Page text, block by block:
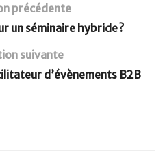
précédente
un séminaire hybride ?
suivante
d’évènements B2B